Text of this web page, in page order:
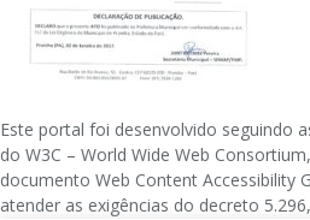
Este portal foi desenvolvido seguindo
do W3C – World Wide Web
documento Web Content Accessibility
atender as exigências do decreto